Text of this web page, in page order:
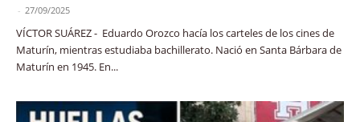
- 27/09/2025
VÍCTOR SUÁREZ - Eduardo Orozco hacía los carteles de los cines de
Maturín, mientras estudiaba bachillerato. Nació en Santa Bárbara de
Maturín en 1945. En...